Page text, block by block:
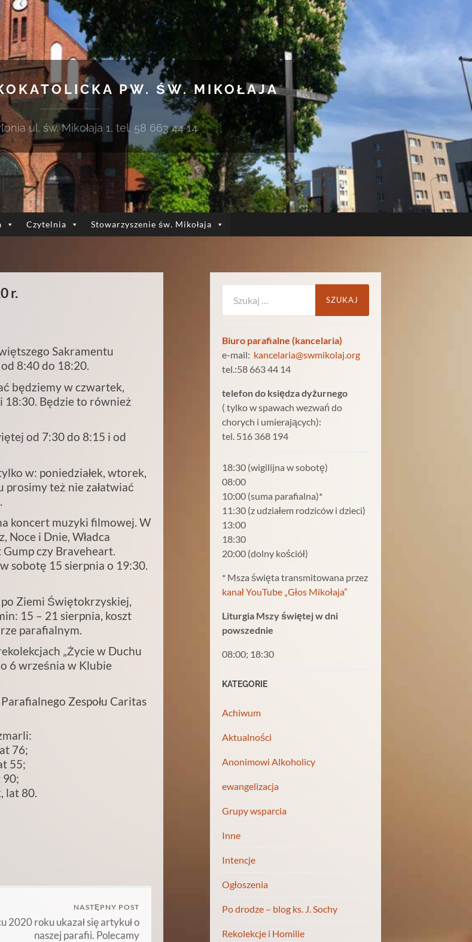
PW. ŚW. MIKOŁAJA
ul. św. Mikołaja 1, tel. 58 663 44 14
Czytelnia Stowarzyszenie św. Mikołaja
r.
Sakramentu
8:40 do 18:20.
będziemy w czwartek,
18:30. Będzie to również
od 7:30 do 8:15 i od
w: poniedziałek, wtorek,
też nie załatwiać
koncert muzyki filmowej. W
Noce i Dnie, Władca
czy Braveheart.
sobotę 15 sierpnia o 19:30.
po Ziemi Świętokrzyskiej,
15 – 21 sierpnia, koszt
parafialnym.
„Życie w Duchu
6 września w Klubie
Zespołu Caritas
76;
55;
90;
lat 80.
NASTĘPNY POST
2020 roku ukazał się artykuł o
naszej parafii. Polecamy
Biuro parafialne (kancelaria)
e-mail: kancelaria@swmikolaj.org
tel.:58 663 44 14
telefon do księdza dyżurnego
( tylko w spawach wezwań do
chorych i umierających):
tel. 516 368 194
18:30 (wigilijna w sobotę)
08:00
10:00 (suma parafialna)*
11:30 (z udziałem rodziców i dzieci)
13:00
18:30
20:00 (dolny kościół)
* Msza święta transmitowana przez
kanał YouTube „Głos Mikołaja”
Liturgia Mszy świętej w dni
powszednie
08:00; 18:30
KATEGORIE
Achiwum
Aktualności
Anonimowi Alkoholicy
ewangelizacja
Grupy wsparcia
Inne
Intencje
Ogłoszenia
Po drodze – blog ks. J. Sochy
Rekolekcje i Homilie